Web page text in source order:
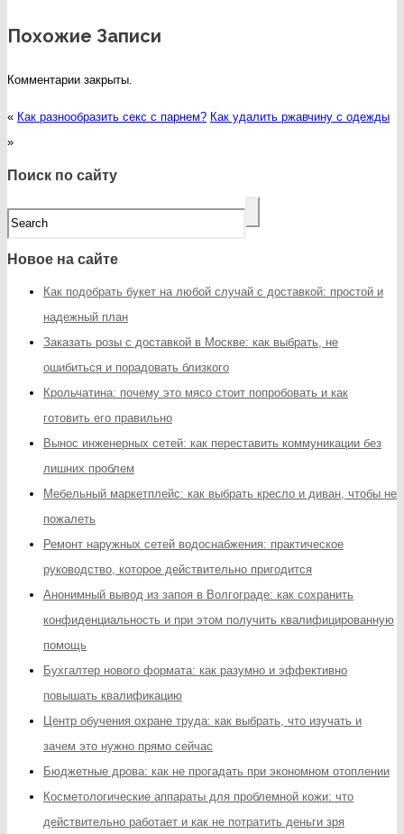
Похожие Записи
Комментарии закрыты.
« Как разнообразить секс с парнем? Как удалить ржавчину с одежды
»
Поиск по сайту
Новое на сайте
Как подобрать букет на любой случай с доставкой: простой и
надежный план
Заказать розы с доставкой в Москве: как выбрать, не
ошибиться и порадовать близкого
Крольчатина: почему это мясо стоит попробовать и как
готовить его правильно
Вынос инженерных сетей: как переставить коммуникации без
лишних проблем
Мебельный маркетплейс: как выбрать кресло и диван, чтобы не
пожалеть
Ремонт наружных сетей водоснабжения: практическое
руководство, которое действительно пригодится
Анонимный вывод из запоя в Волгограде: как сохранить
конфиденциальность и при этом получить квалифицированную
помощь
Бухгалтер нового формата: как разумно и эффективно
повышать квалификацию
Центр обучения охране труда: как выбрать, что изучать и
зачем это нужно прямо сейчас
Бюджетные дрова: как не прогадать при экономном отоплении
Косметологические аппараты для проблемной кожи: что
действительно работает и как не потратить деньги зря